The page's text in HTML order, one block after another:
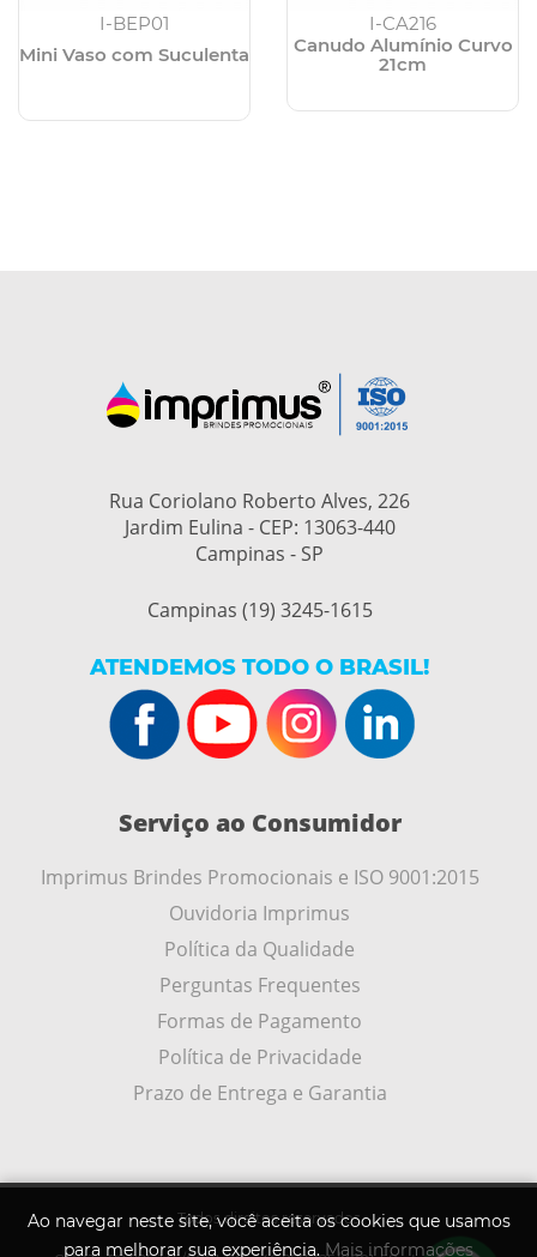
I-BEP01
Mini Vaso com Suculenta
I-CA216
Canudo Alumínio Curvo
21cm
Ao navegar neste site, você aceita os cookies que usamos
para melhorar sua experiência.Mais informações
Rua Coriolano Roberto Alves, 226
Jardim Eulina - CEP: 13063-440
Campinas - SP
Campinas (19) 3245-1615
ATENDEMOS TODO O BRASIL!
Serviço ao Consumidor
Imprimus Brindes Promocionais e ISO 9001:2015
Ouvidoria Imprimus
Política da Qualidade
Perguntas Frequentes
Formas de Pagamento
Política de Privacidade
Prazo de Entrega e Garantia
Todos direitos reservados